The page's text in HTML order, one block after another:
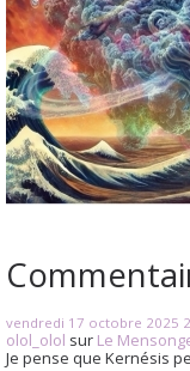
vendredi 17 octobre 2025
olol_olol sur Le
Je pense que Kernésis